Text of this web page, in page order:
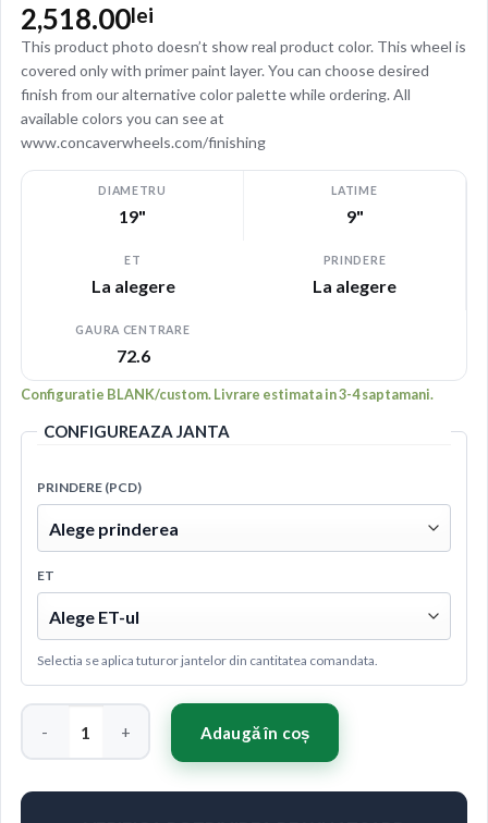
2,518.00lei
This product photo doesn’t show real product color. This wheel is
covered only with primer paint layer. You can choose desired
finish from our alternative color palette while ordering. All
available colors you can see at
www.concaverwheels.com/finishing
DIAMETRU
19"
LATIME
9"
ET
La alegere
PRINDERE
La alegere
GAURA CENTRARE
72.6
Configuratie BLANK/custom. Livrare estimata in 3-4 saptamani.
CONFIGUREAZA JANTA
PRINDERE (PCD)
ET
Selectia se aplica tuturor jantelor din cantitatea comandata.
Cantitate Concaver CVR3 19x9 ET20-51 BLANK Custom Finish
Adaugă în coș